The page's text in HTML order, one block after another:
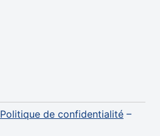
Politique de confidentialité –